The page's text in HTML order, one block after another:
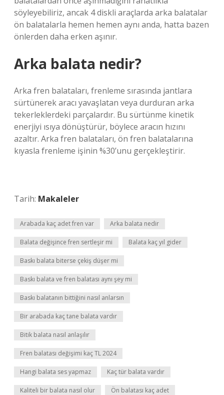
söyleyebiliriz, ancak 4 diskli araçlarda arka balatalar
ön balatalarla hemen hemen aynı anda, hatta bazen
önlerden daha erken aşınır.
Arka balata nedir?
Arka fren balataları, frenleme sırasında jantlara
sürtünerek aracı yavaşlatan veya durduran arka
tekerleklerdeki parçalardır. Bu sürtünme kinetik
enerjiyi ısıya dönüştürür, böylece aracın hızını
azaltır. Arka fren balataları, ön fren balatalarına
kıyasla frenleme işinin %30’unu gerçekleştirir.
Tarih: Makaleler
Arabada kaç adet fren var Arka balata nedir
Balata değişince fren sertleşir mi Balata kaç yıl gider
Baskı balata biterse çekiş düşer mi
Baskı balata ve fren balatası aynı şey mi
Baskı balatanın bittiğini nasıl anlarsın
Bir arabada kaç tane balata vardır
Bitik balata nasıl anlaşılır
Fren balatası değişimi kaç TL 2024
Hangi balata ses yapmaz Kaç tür balata vardır
Kaliteli bir balata nasıl olur Ön balatası kaç adet